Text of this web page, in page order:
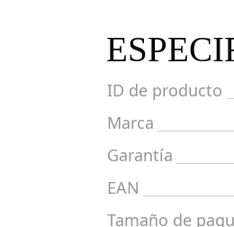
ID de producto
Marca
Garantía
EAN
Tamaño de